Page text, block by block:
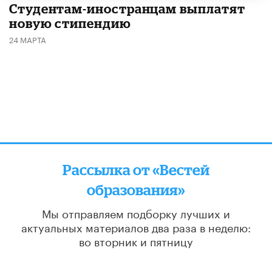
Студентам-иностранцам выплатят
новую стипендию
24 МАРТА
Рассылка от «Вестей
образования»
Мы отправляем подборку лучших и
актуальных материалов два раза в неделю:
во вторник и пятницу